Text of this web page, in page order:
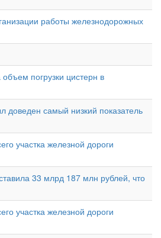
работы железнодорожных
погрузки цистерн в
доведен самый низкий показатель
участка железной дороги
33 млрд 187 млн рублей, что
участка железной дороги